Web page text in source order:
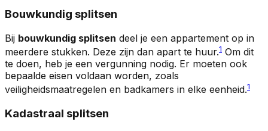
Bouwkundig splitsen
Bij bouwkundig splitsen deel je een appartement op in
meerdere stukken. Deze zijn dan apart te huur.1 Om dit
te doen, heb je een vergunning nodig. Er moeten ook
bepaalde eisen voldaan worden, zoals
veiligheidsmaatregelen en badkamers in elke eenheid.1
Kadastraal splitsen